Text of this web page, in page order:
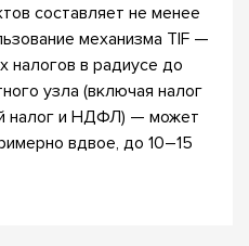
составляет не менее
механизма TIF —
налогов в радиусе до
узла (включая налог
налог и НДФЛ) — может
вдвое, до 10–15